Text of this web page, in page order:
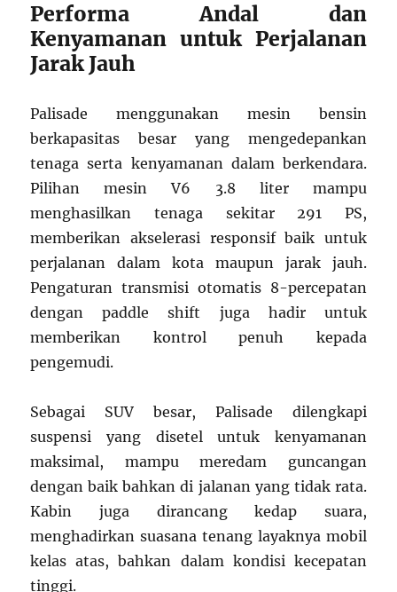
Performa Andal dan
Kenyamanan untuk Perjalanan
Jarak Jauh
Palisade menggunakan mesin bensin
berkapasitas besar yang mengedepankan
tenaga serta kenyamanan dalam berkendara.
Pilihan mesin V6 3.8 liter mampu
menghasilkan tenaga sekitar 291 PS,
memberikan akselerasi responsif baik untuk
perjalanan dalam kota maupun jarak jauh.
Pengaturan transmisi otomatis 8-percepatan
dengan paddle shift juga hadir untuk
memberikan kontrol penuh kepada
pengemudi.
Sebagai SUV besar, Palisade dilengkapi
suspensi yang disetel untuk kenyamanan
maksimal, mampu meredam guncangan
dengan baik bahkan di jalanan yang tidak rata.
Kabin juga dirancang kedap suara,
menghadirkan suasana tenang layaknya mobil
kelas atas, bahkan dalam kondisi kecepatan
tinggi.